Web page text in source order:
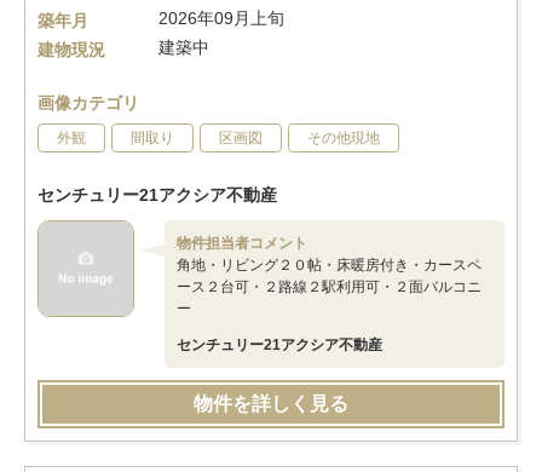
築年月
2026年09月上旬
建物現況
建築中
画像カテゴリ
外観 間取り 区画図 その他現地
センチュリー21アクシア不動産
物件担当者コメント
角地・リビング２０帖・床暖房付き・カースペ
ース２台可・２路線２駅利用可・２面バルコニ
ー
センチュリー21アクシア不動産
物件を詳しく見る